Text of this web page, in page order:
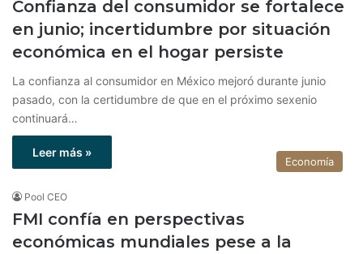
Confianza del consumidor se fortalece
en junio; incertidumbre por situación
económica en el hogar persiste
La confianza al consumidor en México mejoró durante junio
pasado, con la certidumbre de que en el próximo sexenio
continuará…
Leer más »
Economía
Pool CEO
FMI confía en perspectivas
económicas mundiales pese a la